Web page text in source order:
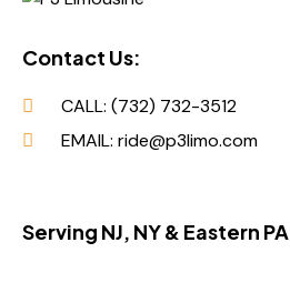
Contact Us:
CALL: (732) 732-3512
EMAIL: ride@p3limo.com
Serving NJ, NY & Eastern PA